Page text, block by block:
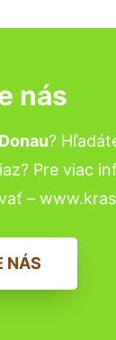
nás
?
Pre viac
–
NÁS